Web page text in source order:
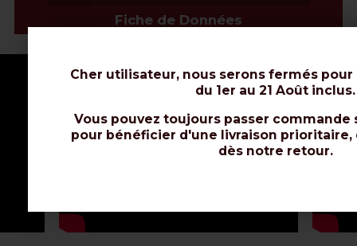
Fiche de Données
Cher utilisateur, nous serons fermés
du 1er au 21 Août inclus.
Vous pouvez toujours passer
pour bénéficier d'une livraison
dès notre retour.